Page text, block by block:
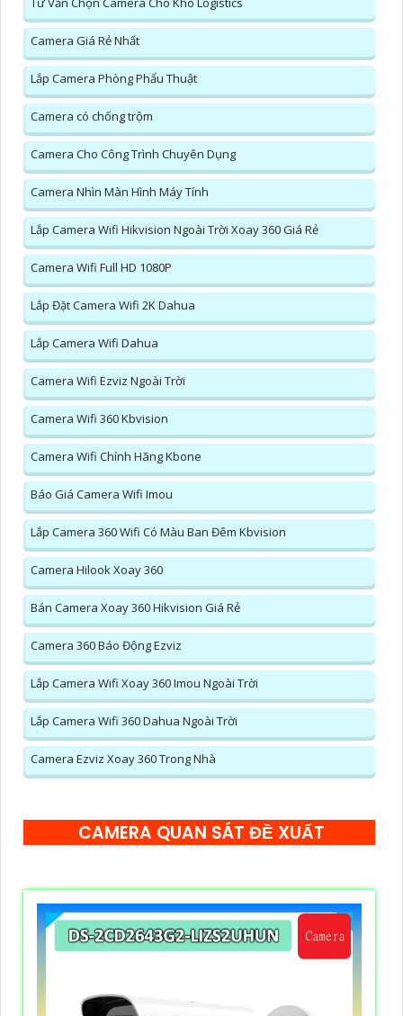
Camera Giá Rẻ Nhất
Lắp Camera Phòng Phẩu Thuật
Camera có chống trộm
Camera Cho Công Trình Chuyên Dụng
Camera Nhìn Màn Hình Máy Tính
Lắp Camera Wifi Hikvision Ngoài Trời Xoay 360 Giá Rẻ
Camera Wifi Full HD 1080P
Lắp Đặt Camera Wifi 2K Dahua
Lắp Camera Wifi Dahua
Camera Wifi Ezviz Ngoài Trời
Camera Wifi 360 Kbvision
Camera Wifi Chính Hãng Kbone
Báo Giá Camera Wifi Imou
Lắp Camera 360 Wifi Có Màu Ban Đêm Kbvision
Camera Hilook Xoay 360
Bán Camera Xoay 360 Hikvision Giá Rẻ
Camera 360 Báo Động Ezviz
Lắp Camera Wifi Xoay 360 Imou Ngoài Trời
Lắp Camera Wifi 360 Dahua Ngoài Trời
Camera Ezviz Xoay 360 Trong Nhà
CAMERA QUAN SÁT ĐỀ XUẤT